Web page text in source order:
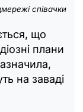
співачки
що
плани
на заваді